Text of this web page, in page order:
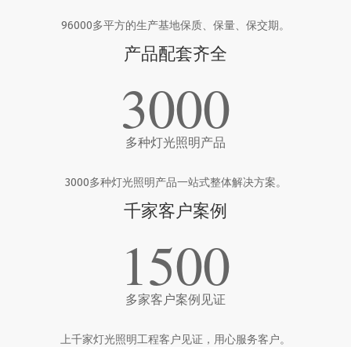
96000多平方的生产基地保质、保量、保交期。
产品配套齐全
3000
多种灯光照明产品
3000多种灯光照明产品一站式整体解决方案。
千家客户案例
1500
多家客户案例见证
上千家灯光照明工程客户见证，用心服务客户。